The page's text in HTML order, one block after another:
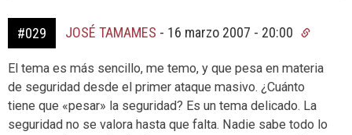
#029 JOSÉ TAMAMES - 16 marzo 2007 - 20:00
El tema es más sencillo, me temo, y que pesa en materia
de seguridad desde el primer ataque masivo. ¿Cuánto
tiene que «pesar» la seguridad? Es un tema delicado. La
seguridad no se valora hasta que falta. Nadie sabe todo lo